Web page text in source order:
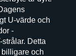
U-värde och
-
Detta
billigare och